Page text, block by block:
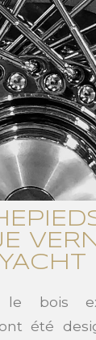
YACHT
le bois
été